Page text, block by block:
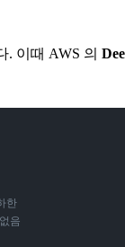
이때 AWS 의
한
음